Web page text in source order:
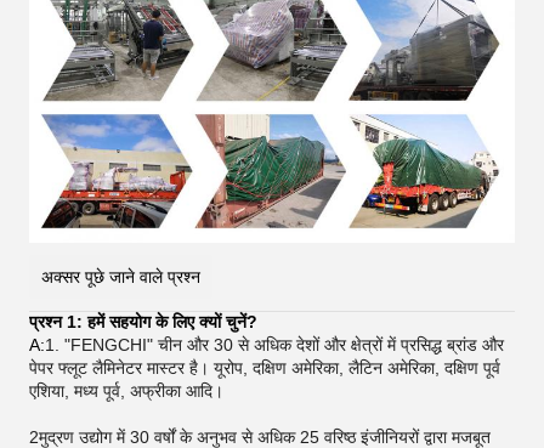
अक्सर पूछे जाने वाले प्रश्न
प्रश्न 1: हमें सहयोग के लिए क्यों चुनें?
A:1. "FENGCHI" चीन और 30 से अधिक देशों और क्षेत्रों में प्रसिद्ध ब्रांड और
पेपर फ्लूट लैमिनेटर मास्टर है। यूरोप, दक्षिण अमेरिका, लैटिन अमेरिका, दक्षिण पूर्व
एशिया, मध्य पूर्व, अफ्रीका आदि।
2मुद्रण उद्योग में 30 वर्षों के अनुभव से अधिक 25 वरिष्ठ इंजीनियरों द्वारा मजबूत